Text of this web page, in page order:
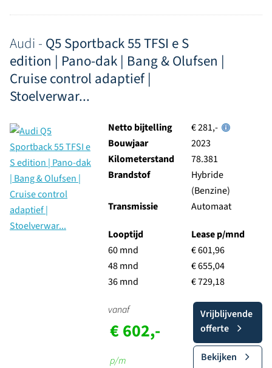
Audi - Q5 Sportback 55 TFSI e S
edition | Pano-dak | Bang & Olufsen |
Cruise control adaptief |
Stoelverwar...
Netto bijtelling
€ 281,-
Bouwjaar
2023
Kilometerstand
78.381
Brandstof
Hybride
(Benzine)
Transmissie
Automaat
Looptijd
60 mnd
48 mnd
36 mnd
Lease p/mnd
€ 601,96
€ 655,04
€ 729,18
vanaf
€ 602,-
p/m
Vrijblijvende
offerte
Bekijken